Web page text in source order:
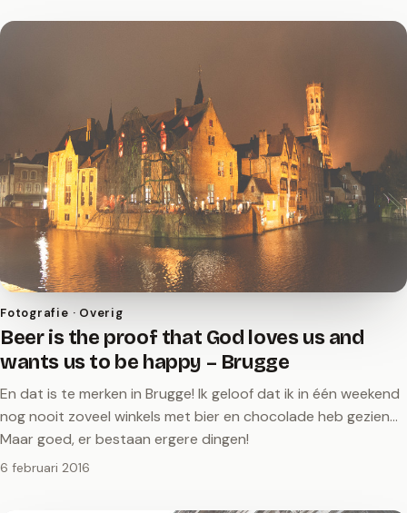
Fotografie · Overig
Beer is the proof that God loves us and
wants us to be happy – Brugge
En dat is te merken in Brugge! Ik geloof dat ik in één weekend
nog nooit zoveel winkels met bier en chocolade heb gezien...
Maar goed, er bestaan ergere dingen!
6 februari 2016